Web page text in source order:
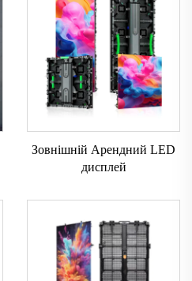
Зовнішній Арендний LED
дисплей